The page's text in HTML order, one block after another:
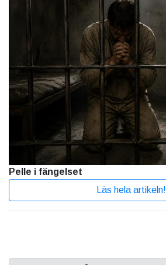
Pelle i fängelset
Läs hela artikeln!